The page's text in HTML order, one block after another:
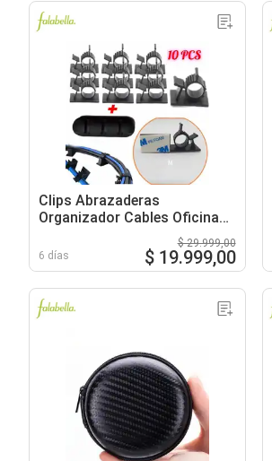
Clips Abrazaderas
Organizador Cables Oficina
6 días
$ 29.999,00
$ 19.999,00